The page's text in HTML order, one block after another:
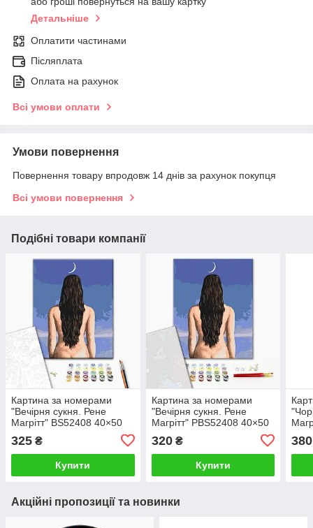
Детальніше
Оплатити частинами
Післяплата
Оплата на рахунок
Всі умови оплати
Умови повернення
Повернення товару впродовж 14 днів за рахунок покупця
Всі умови повернення
Подібні товари компанії
Картина за номерами
"Вечірня сукня. Рене
Магрітт" BS52408 40×50
325 ₴
Купити
Картина за номерами
"Вечірня сукня. Рене
Магрітт" PBS52408 40×50
320₴
Купити
380
Акційні пропозиції та новинки